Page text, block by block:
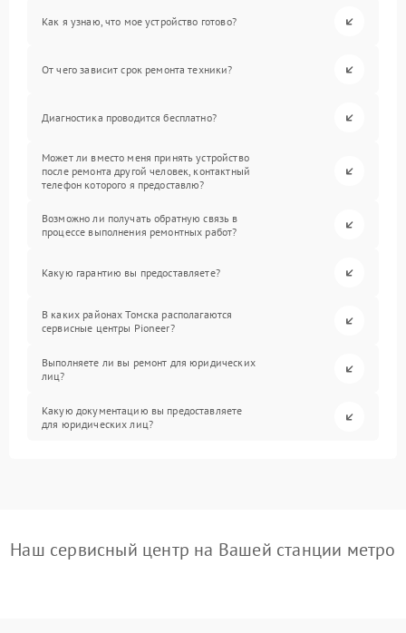
Как я узнаю, что мое устройство готово?
От чего зависит срок ремонта техники?
Диагностика проводится бесплатно?
Может ли вместо меня принять устройство
после ремонта другой человек, контактный
телефон которого я предоставлю?
Возможно ли получать обратную связь в
процессе выполнения ремонтных работ?
Какую гарантию вы предоставляете?
В каких районах Томска располагаются
сервисные центры Pioneer?
Выполняете ли вы ремонт для юридических
лиц?
Какую документацию вы предоставляете
для юридических лиц?
Наш сервисный центр на Вашей станции метро